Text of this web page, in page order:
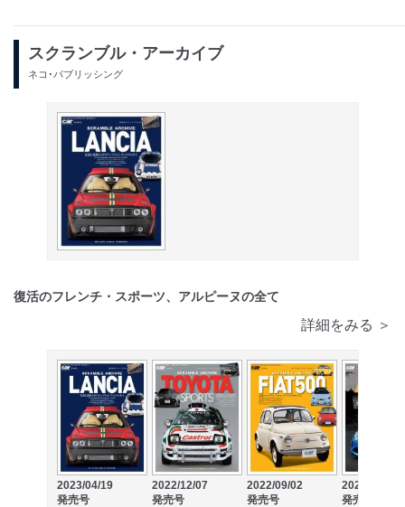
スクランブル・アーカイブ
ネコ･パブリッシング
復活のフレンチ・スポーツ、アルピーヌの全て
詳細をみる ＞
2023/04/19
発売号
2022/12/07
発売号
2022/09/02
発売号
2022/06/02
発売号